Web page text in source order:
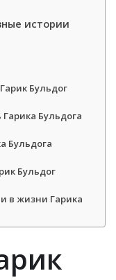
истории
Бульдог
Бульдога
Бульдога
Бульдог
в жизни Гарика